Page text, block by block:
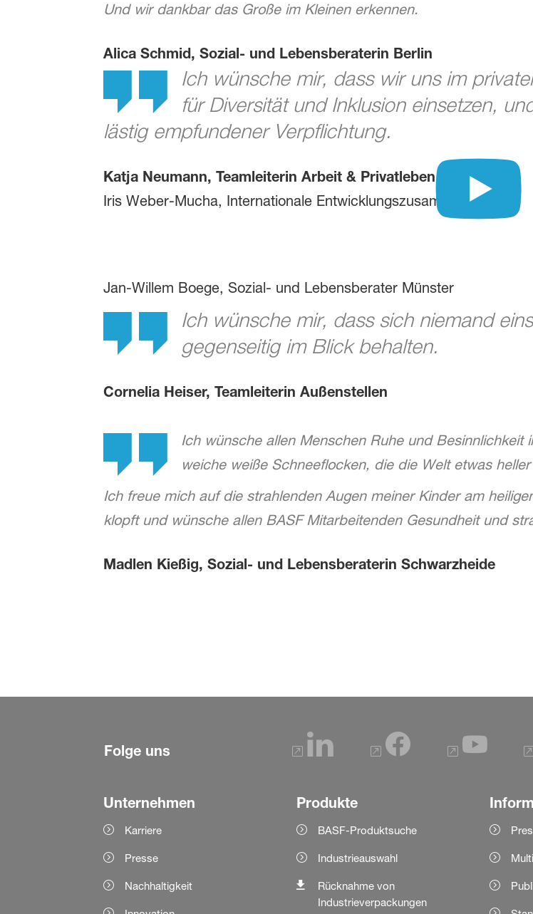
Und wir dankbar das Große im Kleinen erkennen.
Alica Schmid, Sozial- und Lebensberaterin Berlin
Ich wünsche mir, dass wir uns im
für Diversität und Inklusion einsetzen,
lästig empfundener Verpflichtung.
Katja Neumann, Teamleiterin Arbeit & Privatleben
Iris Weber-Mucha, Internationale Entwicklungszusammenarbeit
Jan-Willem Boege, Sozial- und Lebensberater Münster
Ich wünsche mir, dass sich niemand
gegenseitig im Blick behalten.
Cornelia Heiser, Teamleiterin Außenstellen
Ich wünsche allen Menschen Ruhe und Besinnlichkeit
weiche weiße Schneeflocken, die die Welt etwas
Ich freue mich auf die strahlenden Augen meiner Kinder am
klopft und wünsche allen BASF Mitarbeitenden Gesundheit und
Madlen Kießig, Sozial- und Lebensberaterin Schwarzheide
Folge uns
Unternehmen
Karriere
Presse
Nachhaltigkeit
Produkte
BASF-Produktsuche
Industrieauswahl
Rücknahme von
Industrieverpackungen